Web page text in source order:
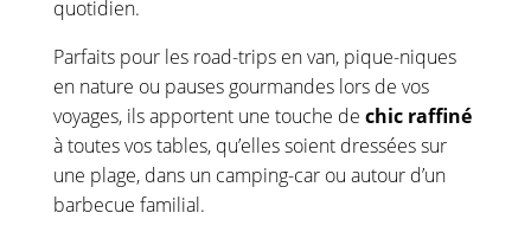
quotidien.
Parfaits pour les road-trips en van, pique-niques
en nature ou pauses gourmandes lors de vos
voyages, ils apportent une touche de chic raffiné
à toutes vos tables, qu’elles soient dressées sur
une plage, dans un camping-car ou autour d’un
barbecue familial.